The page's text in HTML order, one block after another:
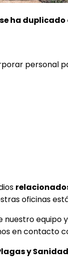
ha
personal
oficinas
equipo
en contacto
y